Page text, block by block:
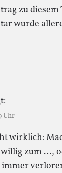
zu
wurde
Uhr
wirklich:
zum …,